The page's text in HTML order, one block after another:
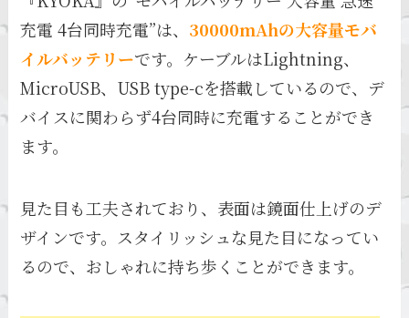
充電 4台同時充電”は、 30000mAhの大容量モバ
イルバッテリーです。ケーブルはLightning、
MicroUSB、USB type-cを搭載しているので、デ
バイスに関わらず4台同時に充電することができ
ます。
見た目も工夫されており、表面は鏡面仕上げのデ
ザインです。スタイリッシュな見た目になってい
るので、おしゃれに持ち歩くことができます。